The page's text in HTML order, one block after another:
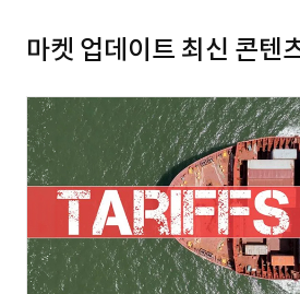
마켓 업데이트 최신 콘텐